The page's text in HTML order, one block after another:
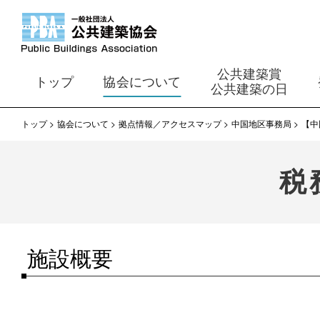
トップ 協会について
公共建築賞
公共建築の日
トップ 協会について 拠点情報／アクセスマップ 中国地区事務局 【
税
施設概要